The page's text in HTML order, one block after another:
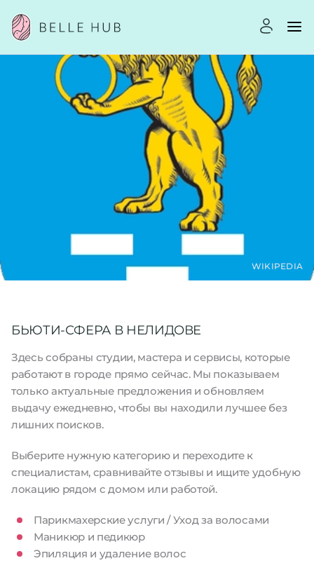
WIKIPEDIA
БЬЮТИ-СФЕРА В НЕЛИДОВЕ
Здесь собраны студии, мастера и сервисы, которые
работают в городе прямо сейчас. Мы показываем
только актуальные предложения и обновляем
выдачу ежедневно, чтобы вы находили лучшее без
лишних поисков.
Выберите нужную категорию и переходите к
специалистам, сравнивайте отзывы и ищите удобную
локацию рядом с домом или работой.
Парикмахерские услуги / Уход за волосами
Маникюр и педикюр
Эпиляция и удаление волос